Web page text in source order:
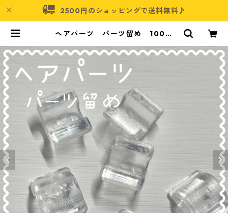
2500円のショッピングで送料無料♪
ヘアパーツ パーツ留め 100個
ーパーツショップ・可愛いハンドメ
イドパーツ通販 | ネムネコ